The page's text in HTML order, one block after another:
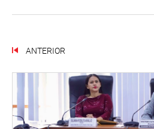
ANTERIOR